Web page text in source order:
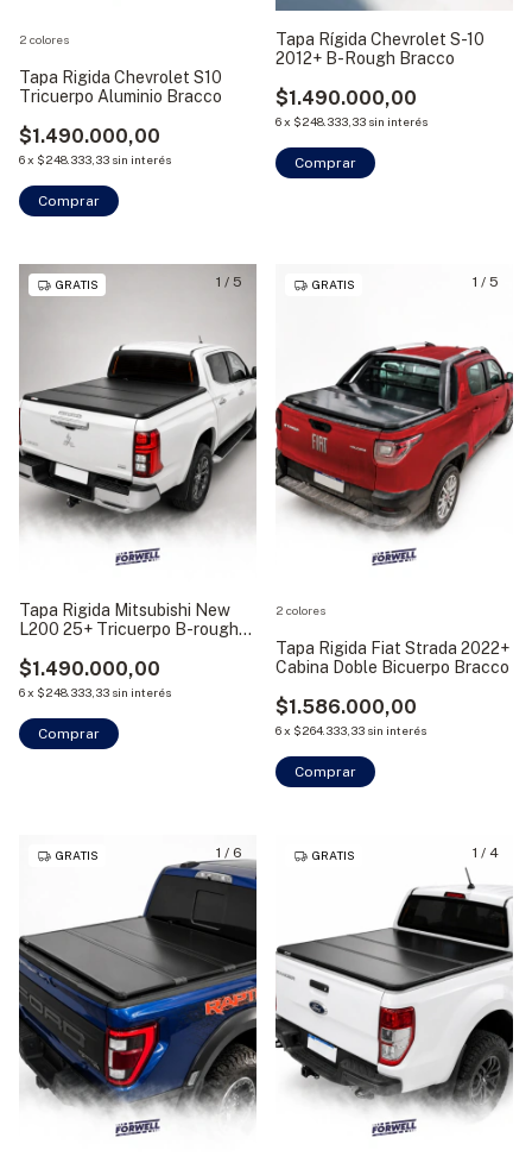
Tapa Rigida Chevrolet S10
Tricuerpo Aluminio Bracco
$1.490.000,00
6x $248.333,33 sin interés
2 colores
Comprar
Tapa Rígida Chevrolet S-10
2012+ B-Rough Bracco
$1.490.000,00
6x $248.333,33 sin interés
Comprar
1 / 5
GRATIS
Tapa Rigida Mitsubishi New
L200 25+ Tricuerpo B-rough
$1.490.000,00
6x $248.333,33 sin interés
Comprar
1 / 5
GRATIS
Tapa Rigida Fiat Strada 2022+
Cabina Doble Bicuerpo Bracco
$1.586.000,00
6x $264.333,33 sin interés
2 colores
Comprar
1 / 6
GRATIS 1 / 4
GRATIS